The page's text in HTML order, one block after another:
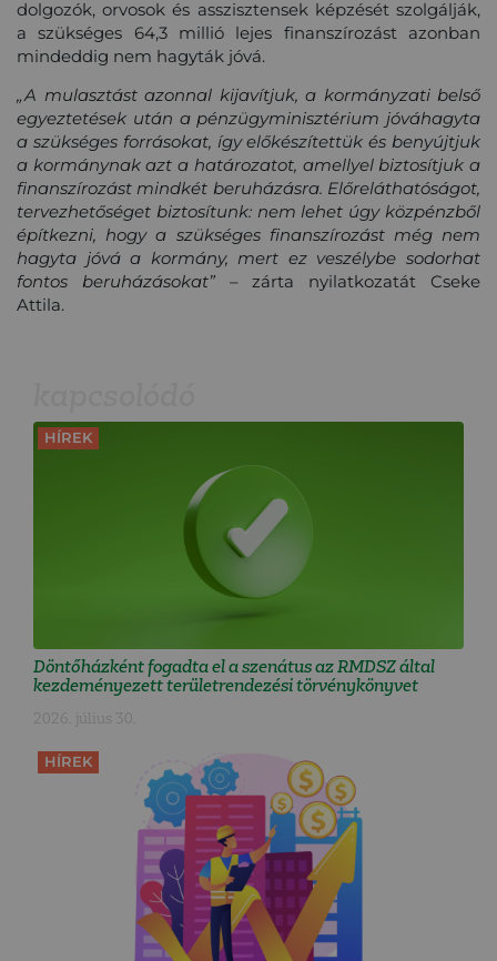
dolgozók, orvosok és asszisztensek képzését szolgálják,
a szükséges 64,3 millió lejes finanszírozást azonban
mindeddig nem hagyták jóvá.
„A mulasztást azonnal kijavítjuk, a kormányzati belső
egyeztetések után a pénzügyminisztérium jóváhagyta
a szükséges forrásokat, így előkészítettük és benyújtjuk
a kormánynak azt a határozatot, amellyel biztosítjuk a
finanszírozást mindkét beruházásra. Előreláthatóságot,
tervezhetőséget biztosítunk: nem lehet úgy közpénzből
építkezni, hogy a szükséges finanszírozást még nem
hagyta jóvá a kormány, mert ez veszélybe sodorhat
fontos beruházásokat”– zárta nyilatkozatát Cseke
Attila.
HÍREK
Döntőházként fogadta el a szenátus az RMDSZ által
kezdeményezett területrendezési törvénykönyvet
2026. július 30.
HÍREK